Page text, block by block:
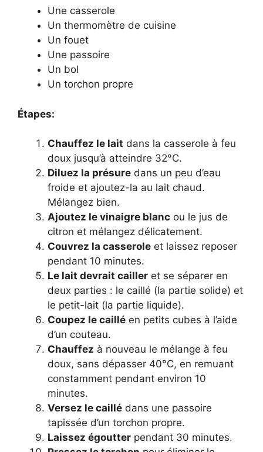
Une casserole
Un thermomètre de cuisine
Un fouet
Une passoire
Un bol
Un torchon propre
Étapes:
Chauffez le lait dans la casserole à feu
doux jusqu’à atteindre 32°C.
Diluez la présure dans un peu d’eau
froide et ajoutez-la au lait chaud.
Mélangez bien.
Ajoutez le vinaigre blanc ou le jus de
citron et mélangez délicatement.
Couvrez la casserole et laissez reposer
pendant 10 minutes.
Le lait devrait cailler et se séparer en
deux parties : le caillé (la partie solide) et
le petit-lait (la partie liquide).
Coupez le caillé en petits cubes à l’aide
d’un couteau.
Chauffez à nouveau le mélange à feu
doux, sans dépasser 40°C, en remuant
constamment pendant environ 10
minutes.
Versez le caillé dans une passoire
tapissée d’un torchon propre.
Laissez égoutter pendant 30 minutes.